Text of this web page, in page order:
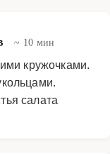
~ 10 мин
кружочками.
салата